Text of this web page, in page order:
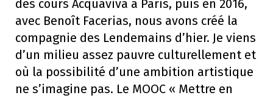
des cours Acquaviva à Paris, puis en 2016,
avec Benoît Facerias, nous avons créé la
compagnie des Lendemains d’hier. Je viens
d’un milieu assez pauvre culturellement et
où la possibilité d’une ambition artistique
ne s’imagine pas. Le MOOC « Mettre en